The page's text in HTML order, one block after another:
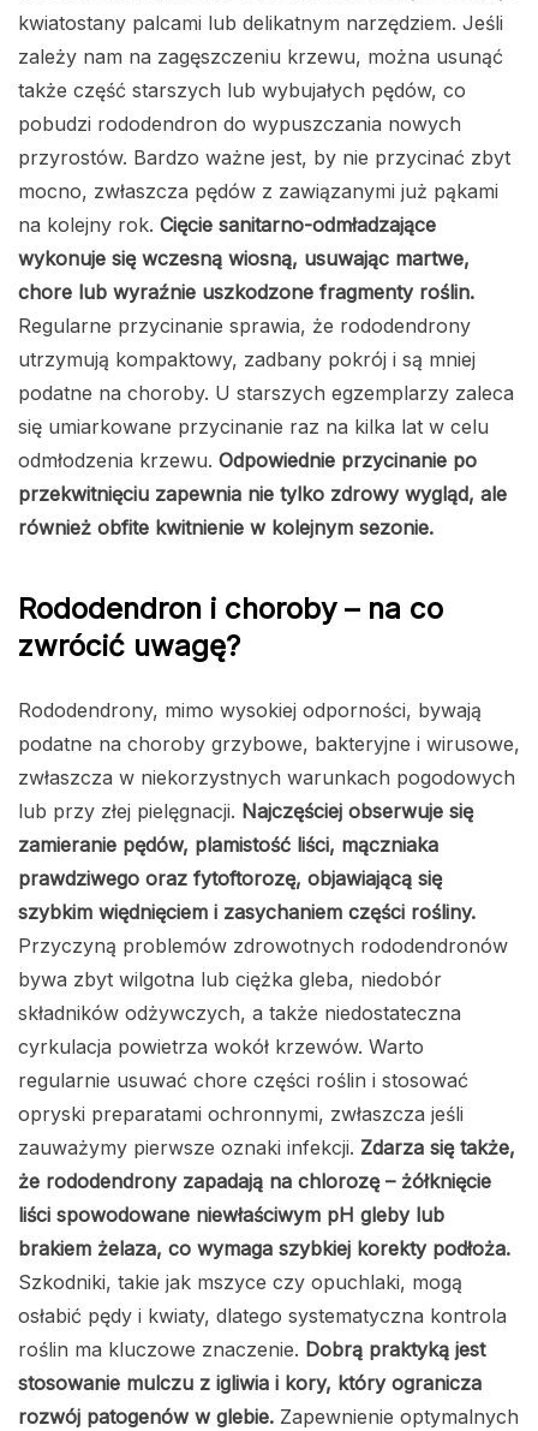
kwiatostany palcami lub delikatnym narzędziem. Jeśli
zależy nam na zagęszczeniu krzewu, można usunąć
także część starszych lub wybujałych pędów, co
pobudzi rododendron do wypuszczania nowych
przyrostów. Bardzo ważne jest, by nie przycinać zbyt
mocno, zwłaszcza pędów z zawiązanymi już pąkami
na kolejny rok. Cięcie sanitarno-odmładzające
wykonuje się wczesną wiosną, usuwając martwe,
chore lub wyraźnie uszkodzone fragmenty roślin.
Regularne przycinanie sprawia, że rododendrony
utrzymują kompaktowy, zadbany pokrój i są mniej
podatne na choroby. U starszych egzemplarzy zaleca
się umiarkowane przycinanie raz na kilka lat w celu
odmłodzenia krzewu. Odpowiednie przycinanie po
przekwitnięciu zapewnia nie tylko zdrowy wygląd, ale
również obfite kwitnienie w kolejnym sezonie.
Rododendron i choroby – na co
zwrócić uwagę?
Rododendrony, mimo wysokiej odporności, bywają
podatne na choroby grzybowe, bakteryjne i wirusowe,
zwłaszcza w niekorzystnych warunkach pogodowych
lub przy złej pielęgnacji. Najczęściej obserwuje się
zamieranie pędów, plamistość liści, mączniaka
prawdziwego oraz fytoftorozę, objawiającą się
szybkim więdnięciem i zasychaniem części rośliny.
Przyczyną problemów zdrowotnych rododendronów
bywa zbyt wilgotna lub ciężka gleba, niedobór
składników odżywczych, a także niedostateczna
cyrkulacja powietrza wokół krzewów. Warto
regularnie usuwać chore części roślin i stosować
opryski preparatami ochronnymi, zwłaszcza jeśli
zauważymy pierwsze oznaki infekcji. Zdarza się także,
że rododendrony zapadają na chlorozę – żółknięcie
liści spowodowane niewłaściwym pH gleby lub
brakiem żelaza, co wymaga szybkiej korekty podłoża.
Szkodniki, takie jak mszyce czy opuchlaki, mogą
osłabić pędy i kwiaty, dlatego systematyczna kontrola
roślin ma kluczowe znaczenie. Dobrą praktyką jest
stosowanie mulczu z igliwia i kory, który ogranicza
rozwój patogenów w glebie. Zapewnienie optymalnych